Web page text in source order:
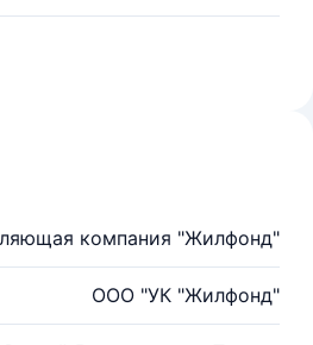
компания "Жилфонд"
ООО "УК "Жилфонд"